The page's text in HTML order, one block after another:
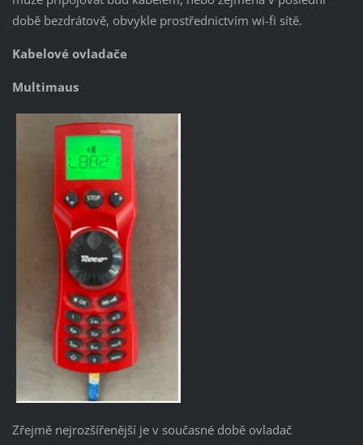
době bezdrátově, obvykle prostřednictvím wi-fi sítě.
Kabelové ovladače
Multimaus
Zřejmě nejrozšířenější je v současné době ovladač